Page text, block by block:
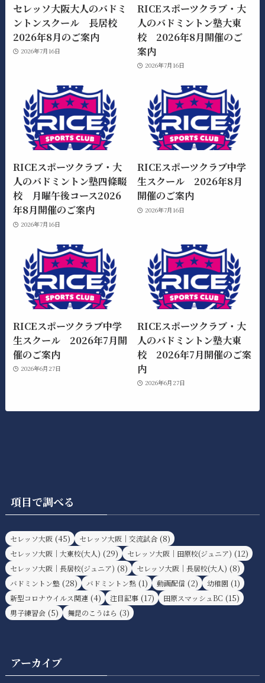
セレッソ大阪大人のバドミ
ントンスクール 長居校
2026年8月のご案内
2026年7月16日
RICEスポーツクラブ・大
人のバドミントン塾大東
校 2026年8月開催のご
案内
2026年7月16日
RICEスポーツクラブ・大
人のバドミントン塾四條畷
校 月曜午後コース2026
年8月開催のご案内
2026年7月16日
RICEスポーツクラブ中学
生スクール 2026年8月
開催のご案内
2026年7月16日
RICEスポーツクラブ中学
生スクール 2026年7月開
催のご案内
2026年6月27日
RICEスポーツクラブ・大
人のバドミントン塾大東
校 2026年7月開催のご案
内
2026年6月27日
項目で調べる
セレッソ大阪 (45) セレッソ大阪｜交流試合 (8)
セレッソ大阪｜大東校(大人) (29) セレッソ大阪｜田原校(ジュニア) (12)
セレッソ大阪｜長居校(ジュニア) (8) セレッソ大阪｜長居校(大人) (8)
バドミントン塾 (28) バドミントン熟 (1) 動画配信 (2) 幼稚園 (1)
新型コロナウイルス関連 (4) 注目記事 (17) 田原スマッシュBC (15)
男子練習会 (5) 舞昆のこうはら (3)
アーカイブ